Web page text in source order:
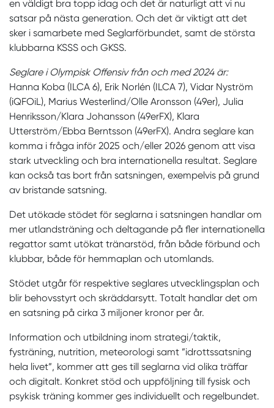
en väldigt bra topp idag och det är naturligt att vi nu
satsar på nästa generation. Och det är viktigt att det
sker i samarbete med Seglarförbundet, samt de största
klubbarna KSSS och GKSS.
Seglare i Olympisk Offensiv från och med 2024 är:
Hanna Koba (ILCA 6), Erik Norlén (ILCA 7), Vidar Nyström
(iQFOiL), Marius Westerlind/Olle Aronsson (49er), Julia
Henriksson/Klara Johansson (49erFX), Klara
Utterström/Ebba Berntsson (49erFX). Andra seglare kan
komma i fråga inför 2025 och/eller 2026 genom att visa
stark utveckling och bra internationella resultat. Seglare
kan också tas bort från satsningen, exempelvis på grund
av bristande satsning.
Det utökade stödet för seglarna i satsningen handlar om
mer utlandsträning och deltagande på fler internationella
regattor samt utökat tränarstöd, från både förbund och
klubbar, både för hemmaplan och utomlands.
Stödet utgår för respektive seglares utvecklingsplan och
blir behovsstyrt och skräddarsytt. Totalt handlar det om
en satsning på cirka 3 miljoner kronor per år.
Information och utbildning inom strategi/taktik,
fysträning, nutrition, meteorologi samt ”idrottssatsning
hela livet”, kommer att ges till seglarna vid olika träffar
och digitalt. Konkret stöd och uppföljning till fysisk och
psykisk träning kommer ges individuellt och regelbundet.